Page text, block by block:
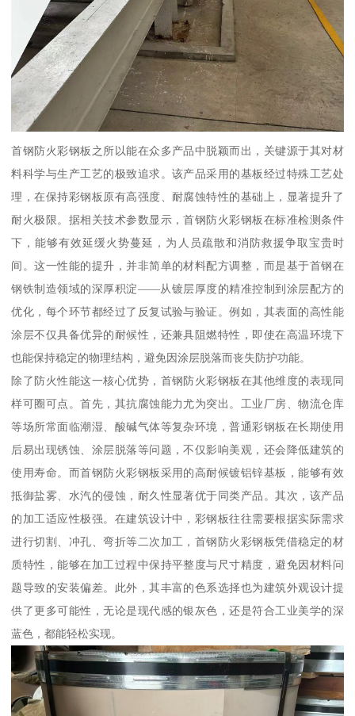
首钢防火彩钢板之所以能在众多产品中脱颖而出，关键源于其对材
料科学与生产工艺的极致追求。该产品采用的基板经过特殊工艺处
理，在保持彩钢板原有高强度、耐腐蚀特性的基础上，显著提升了
耐火极限。据相关技术参数显示，首钢防火彩钢板在标准检测条件
下，能够有效延缓火势蔓延，为人员疏散和消防救援争取宝贵时
间。这一性能的提升，并非简单的材料配方调整，而是基于首钢在
钢铁制造领域的深厚积淀——从镀层厚度的精准控制到涂层配方的
优化，每个环节都经过了反复试验与验证。例如，其表面的高性能
涂层不仅具备优异的耐候性，还兼具阻燃特性，即使在高温环境下
也能保持稳定的物理结构，避免因涂层脱落而丧失防护功能。
除了防火性能这一核心优势，首钢防火彩钢板在其他维度的表现同
样可圈可点。首先，其抗腐蚀能力尤为突出。工业厂房、物流仓库
等场所常面临潮湿、酸碱气体等复杂环境，普通彩钢板在长期使用
后易出现锈蚀、涂层脱落等问题，不仅影响美观，还会降低建筑的
使用寿命。而首钢防火彩钢板采用的高耐候镀铝锌基板，能够有效
抵御盐雾、水汽的侵蚀，耐久性显著优于同类产品。其次，该产品
的加工适应性极强。在建筑设计中，彩钢板往往需要根据实际需求
进行切割、冲孔、弯折等二次加工，首钢防火彩钢板凭借稳定的材
质特性，能够在加工过程中保持平整度与尺寸精度，避免因材料问
题导致的安装偏差。此外，其丰富的色系选择也为建筑外观设计提
供了更多可能性，无论是现代感的银灰色，还是符合工业美学的深
蓝色，都能轻松实现。